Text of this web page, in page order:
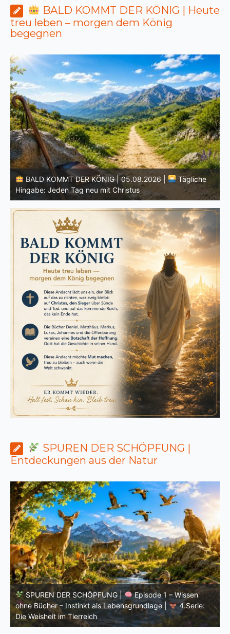
BALD KOMMT DER KÖNIG | Heute
treu leben – morgen dem König
begegnen
BALD KOMMT DER KÖNIG | 04.08.2026 |
Lasst eure
Lichter brennen: Wachsamkeit im Alltag
SPUREN DER SCHÖPFUNG |
Entdeckungen aus der Natur
SPUREN DER SCHÖPFUNG |
Einleitung zur vierten
Serie |
Die Weisheit im Tierreich